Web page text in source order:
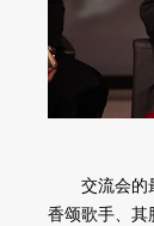
交流会的最
香颂歌手、其